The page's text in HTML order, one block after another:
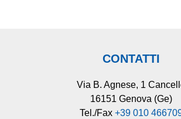
CONTATTI
Via B. Agnese, 1
16151 Genova (Ge)
Tel./Fax +39 010